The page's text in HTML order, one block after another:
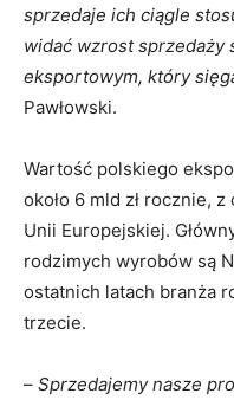
sprzedaje ich ciągle
widać wzrost sprzedaży
eksportowym, który
Pawłowski.
Wartość polskiego
około 6 mld zł rocznie,
Unii Europejskiej.
rodzimych wyrobów są
ostatnich latach branża
trzecie.
– Sprzedajemy nasze